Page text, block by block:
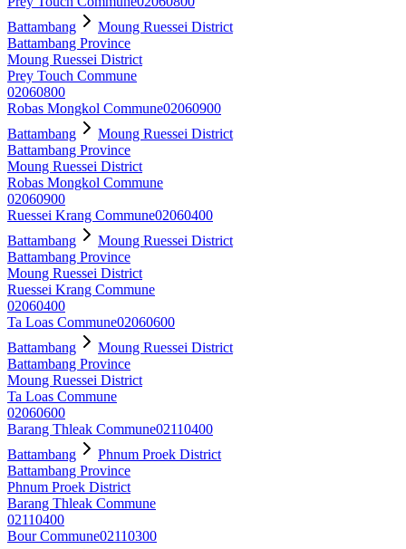
Battambang
Moung Ruessei District
Battambang Province
Moung Ruessei District
Prey Touch Commune
02060800
Robas Mongkol Commune02060900
Battambang
Moung Ruessei District
Battambang Province
Moung Ruessei District
Robas Mongkol Commune
02060900
Ruessei Krang Commune02060400
Battambang
Moung Ruessei District
Battambang Province
Moung Ruessei District
Ruessei Krang Commune
02060400
Ta Loas Commune02060600
Battambang
Moung Ruessei District
Battambang Province
Moung Ruessei District
Ta Loas Commune
02060600
Barang Thleak Commune02110400
Battambang
Phnum Proek District
Battambang Province
Phnum Proek District
Barang Thleak Commune
02110400
Bour Commune02110300